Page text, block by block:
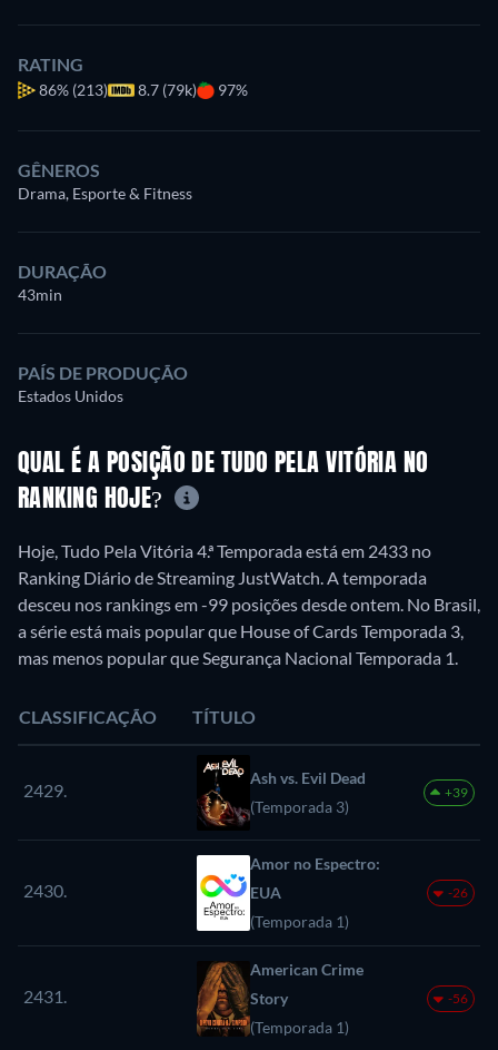
RATING
86% (213) 8.7 (79k) 97%
GÊNEROS
Drama, Esporte & Fitness
DURAÇÃO
43min
PAÍS DE PRODUÇÃO
Estados Unidos
QUAL É A POSIÇÃO DE TUDO PELA VITÓRIA NO
RANKING HOJE?
Hoje, Tudo Pela Vitória 4.ª Temporada está em 2433 no
Ranking Diário de Streaming JustWatch. A temporada
desceu nos rankings em -99 posições desde ontem. No Brasil,
a série está mais popular que House of Cards Temporada 3,
mas menos popular que Segurança Nacional Temporada 1.
CLASSIFICAÇÃO TÍTULO
2429.
Ash vs. Evil Dead
(Temporada 3)
+39
2430.
Amor no Espectro:
EUA
(Temporada 1)
-26
2431.
American Crime
Story
(Temporada 1)
-56